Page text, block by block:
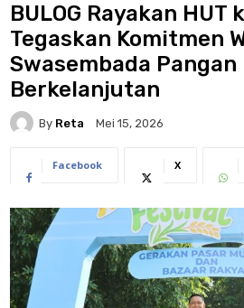
BULOG Rayakan HUT
Tegaskan Komitmen
Swasembada Pangan
Berkelanjutan
By Reta Mei 15, 2026
Facebook X